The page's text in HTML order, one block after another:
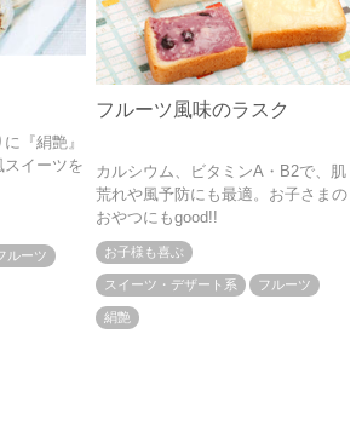
『絹艶』
スイーツを
ルーツ
フルーツ風味のラスク
カルシウム、ビタミンA・B2で、肌
荒れや風予防にも最適。お子さまの
おやつにもgood!!
お子様も喜ぶ
スイーツ・デザート系 フルーツ
絹艶